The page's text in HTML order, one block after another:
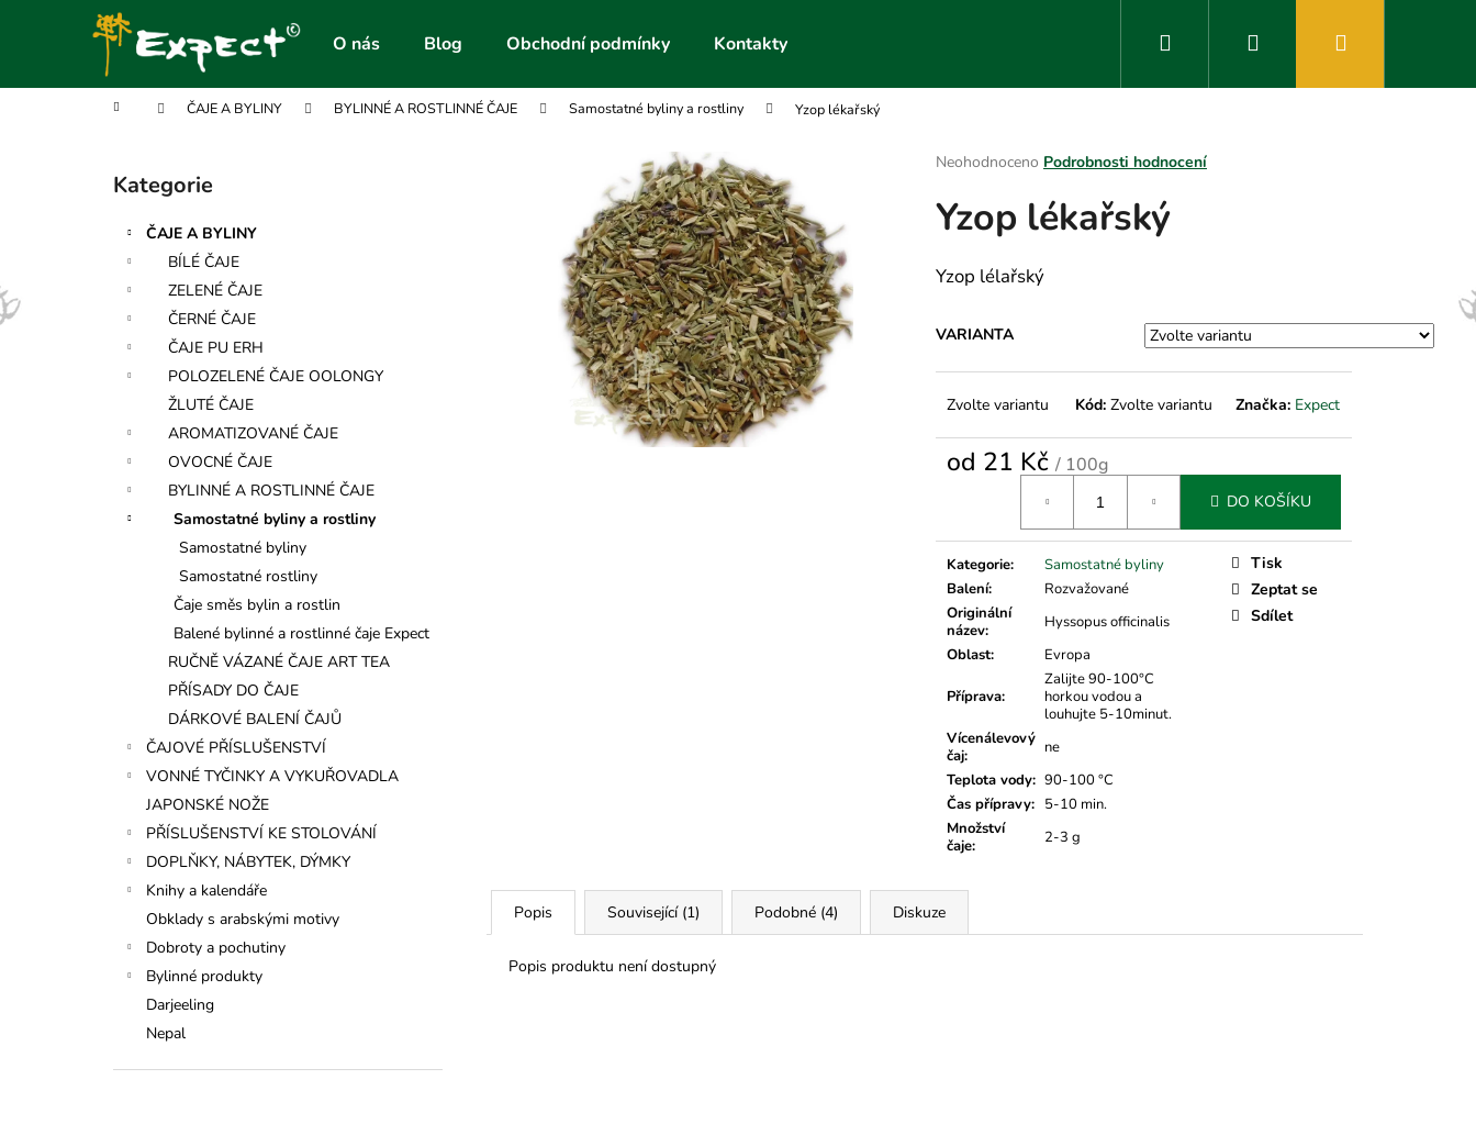
O nás Blog Obchodní podmínky Kontakty Hledat Přihlášení
Domů ČAJE A BYLINY BYLINNÉ A ROSTLINNÉ ČAJE Samostatné byliny a rostliny Yzop lékařský
Přeskočit
kategorie
Kategorie
ČAJE A BYLINY
BÍLÉ ČAJE
ZELENÉ ČAJE
ČERNÉ ČAJE
ČAJE PU ERH
POLOZELENÉ ČAJE OOLONGY
ŽLUTÉ ČAJE
AROMATIZOVANÉ ČAJE
OVOCNÉ ČAJE
BYLINNÉ A ROSTLINNÉ ČAJE
Samostatné byliny a rostliny
Samostatné byliny
Samostatné rostliny
Čaje směs bylin a rostlin
Balené bylinné a rostlinné čaje Expect
RUČNĚ VÁZANÉ ČAJE ART TEA
PŘÍSADY DO ČAJE
DÁRKOVÉ BALENÍ ČAJŮ
ČAJOVÉ PŘÍSLUŠENSTVÍ
VONNÉ TYČINKY A VYKUŘOVADLA
JAPONSKÉ NOŽE
PŘÍSLUŠENSTVÍ KE STOLOVÁNÍ
DOPLŇKY, NÁBYTEK, DÝMKY
Knihy a kalendáře
Obklady s arabskými motivy
Dobroty a pochutiny
Bylinné produkty
Darjeeling
Nepal
Průměrné
produktu
je
z
5
Neohodnoceno Podrobnosti hodnocení
Yzop lékařský
Yzop lélařský
VARIANTA
Zvolte variantu Kód: Zvolte variantu Značka: Expect
od 21 Kč / 100g
DO KOŠÍKU
Kategorie:
Samostatné byliny
Balení:
Rozvažované
Originální
název:
Hyssopus officinalis
Oblast: Evropa
Příprava:
Zalijte 90-100°C
horkou vodou a
louhujte 5-10minut.
Vícenálevový
čaj:
ne
Teplota vody: 90-100 °C
Čas přípravy: 5-10 min.
Množství
čaje: 2-3 g
Tisk
Zeptat se
Sdílet
Popis Související (1) Podobné (4) Diskuze
Popis produktu není dostupný
í
Zpět
do
Zpět
do
Co potřebujete najít?
HLEDAT
Doporučujeme